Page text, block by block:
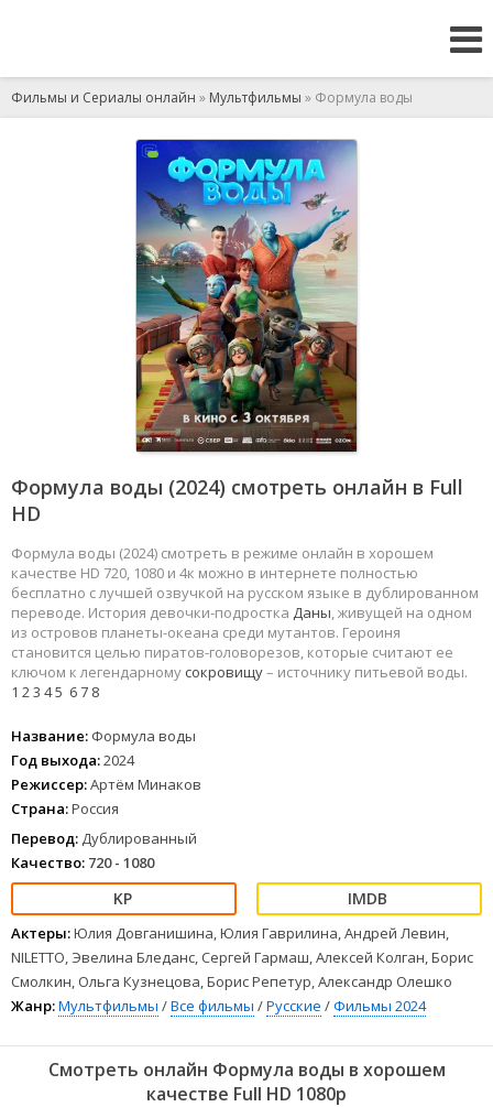
Фильмы и Сериалы онлайн » Мультфильмы » Формула воды
Формула воды (2024) смотреть онлайн в Full
HD
Формула воды (2024) смотреть в режиме онлайн в хорошем
качестве HD 720, 1080 и 4к можно в интернете полностью
бесплатно с лучшей озвучкой на русском языке в дублированном
переводе. История девочки-подростка Даны, живущей на одном
из островов планеты-океана среди мутантов. Героиня
становится целью пиратов-головорезов, которые считают ее
ключом к легендарному сокровищу– источнику питьевой воды.
1 23 45 67 8
Название: Формула воды
Год выхода:2024
Режиссер:Артём Минаков
Страна:Россия
Перевод: Дублированный
Качество: 720 - 1080
Актеры:Юлия Довганишина, Юлия Гаврилина, Андрей Левин,
NILETTO, Эвелина Бледанс, Сергей Гармаш, Алексей Колган, Борис
Смолкин, Ольга Кузнецова, Борис Репетур, Александр Олешко
Жанр:Мультфильмы /Все фильмы /Русские /Фильмы 2024
Смотреть онлайн Формула воды в хорошем
качестве Full HD 1080p